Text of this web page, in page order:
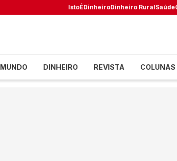
IstoÉDinheiroDinheiro RuralSaúde
MUNDO DINHEIRO REVISTA COLUNAS